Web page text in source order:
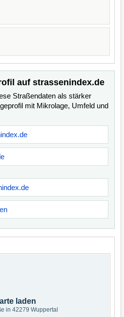
auf strassenindex.de
Straßendaten als stärker
mit Mikrolage, Umfeld und
laden
in 42279 Wuppertal